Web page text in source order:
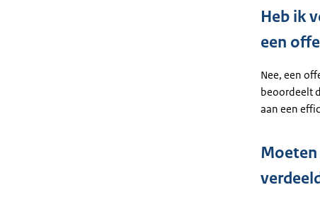
Heb ik
een
Nee, een
beoordeelt
aan een